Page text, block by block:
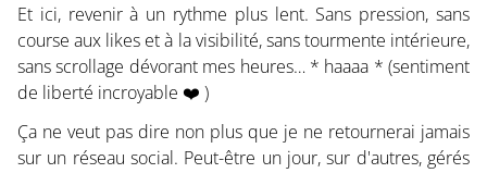
Et ici, revenir à un rythme plus lent. Sans pression, sans
course aux likes et à la visibilité, sans tourmente intérieure,
sans scrollage dévorant mes heures… * haaaa * (sentiment
de liberté incroyable ❤️ )
Ça ne veut pas dire non plus que je ne retournerai jamais
sur un réseau social. Peut-être un jour, sur d'autres, gérés